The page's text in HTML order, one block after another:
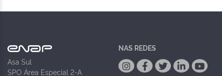
Asa Sul
SPO Área Especial 2-A
NAS REDES